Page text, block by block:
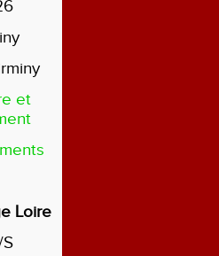
et
Loire